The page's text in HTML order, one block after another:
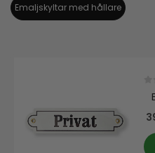
Emaljskyltar med hållare